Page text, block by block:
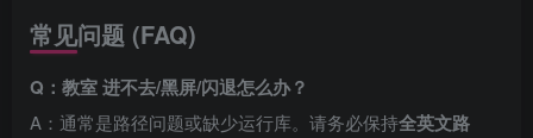
常见问题 (FAQ)
Q：教室 进不去/黑屏/闪退怎么办？
A：通常是路径问题或缺少运行库。请务必保持全英文路